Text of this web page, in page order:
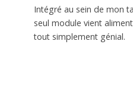
Intégré au sein de mon
seul module vient
tout simplement génial.